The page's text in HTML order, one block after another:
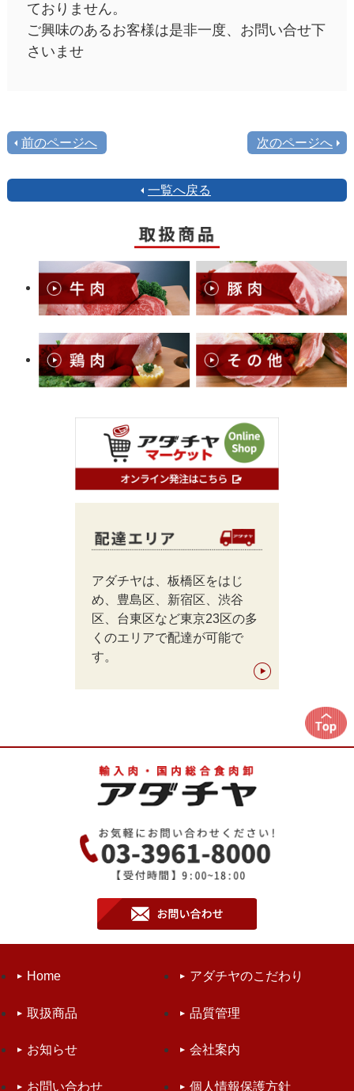
ておりません。
ご興味のあるお客様は是非一度、お問い合せ下
さいませ
前のページへ 次のページへ
一覧へ戻る
アダチヤは、板橋区をはじ
め、豊島区、新宿区、渋谷
区、台東区など東京23区の多
くのエリアで配達が可能で
す。
Home アダチヤのこだわり
取扱商品 品質管理
お知らせ 会社案内
お問い合わせ 個人情報保護方針